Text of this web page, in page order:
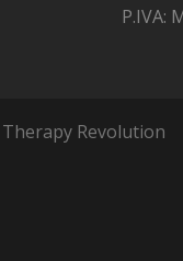
P.IVA:
Revolution